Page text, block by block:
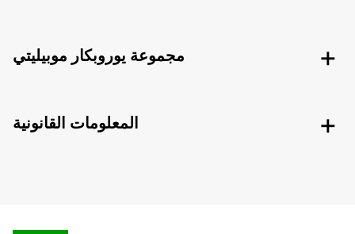
مجموعة يوروبكار موبيليتي
المعلومات القانونية